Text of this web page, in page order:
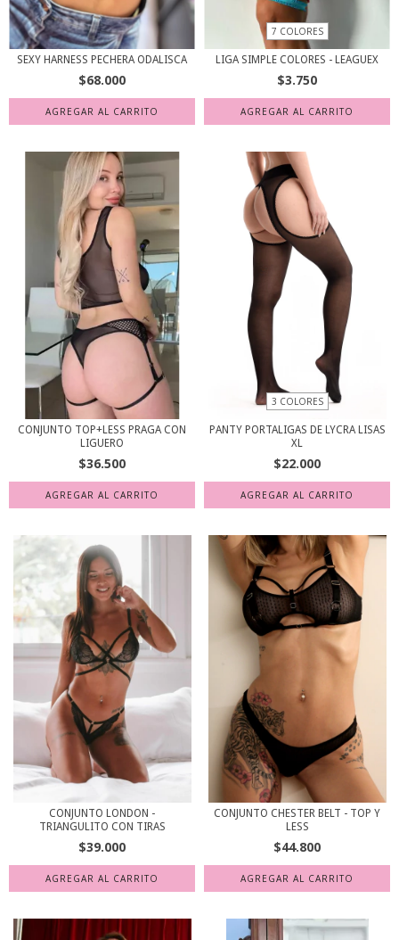
SEXY HARNESS PECHERA ODALISCA
$68.000
7 COLORES
LIGA SIMPLE COLORES - LEAGUEX
$3.750
AGREGAR AL CARRITO
CONJUNTO TOP+LESS PRAGA CON
LIGUERO
$36.500
AGREGAR AL CARRITO
3 COLORES
PANTY PORTALIGAS DE LYCRA LISAS
XL
$22.000
AGREGAR AL CARRITO
CONJUNTO LONDON -
TRIANGULITO CON TIRAS
$39.000
AGREGAR AL CARRITO
CONJUNTO CHESTER BELT - TOP Y
LESS
$44.800
AGREGAR AL CARRITO